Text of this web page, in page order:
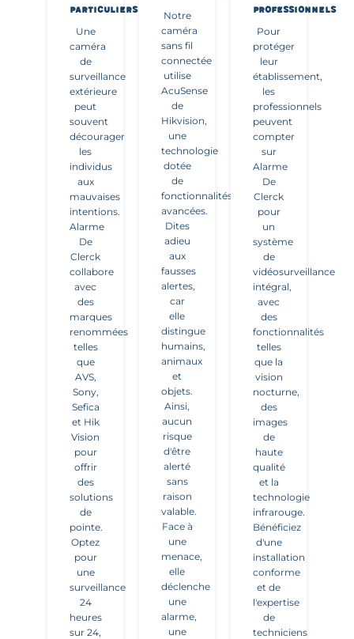
PARTICULIERS
Une
caméra
de
surveillance
extérieure
peut
souvent
décourager
les
individus
aux
mauvaises
intentions.
Alarme
De
Clerck
collabore
avec
des
marques
renommées
telles
que
AVS,
Sony,
Sefica
et Hik
Vision
pour
offrir
des
solutions
de
pointe.
Optez
pour
une
surveillance
24
heures
sur 24,
Notre
caméra
sans fil
connectée
utilise
AcuSense
de
Hikvision,
une
technologie
dotée
de
fonctionnalités
avancées.
Dites
adieu
aux
fausses
alertes,
car
elle
distingue
humains,
animaux
et
objets.
Ainsi,
aucun
risque
d'être
alerté
sans
raison
valable.
Face à
une
menace,
elle
déclenche
une
alarme,
une
PROFESSIONNELS
Pour
protéger
leur
établissement,
les
professionnels
peuvent
compter
sur
Alarme
De
Clerck
pour
un
système
de
vidéosurveillance
intégral,
avec
des
fonctionnalités
telles
que la
vision
nocturne,
des
images
de
haute
qualité
et la
technologie
infrarouge.
Bénéficiez
d'une
installation
conforme
et de
l'expertise
de
techniciens